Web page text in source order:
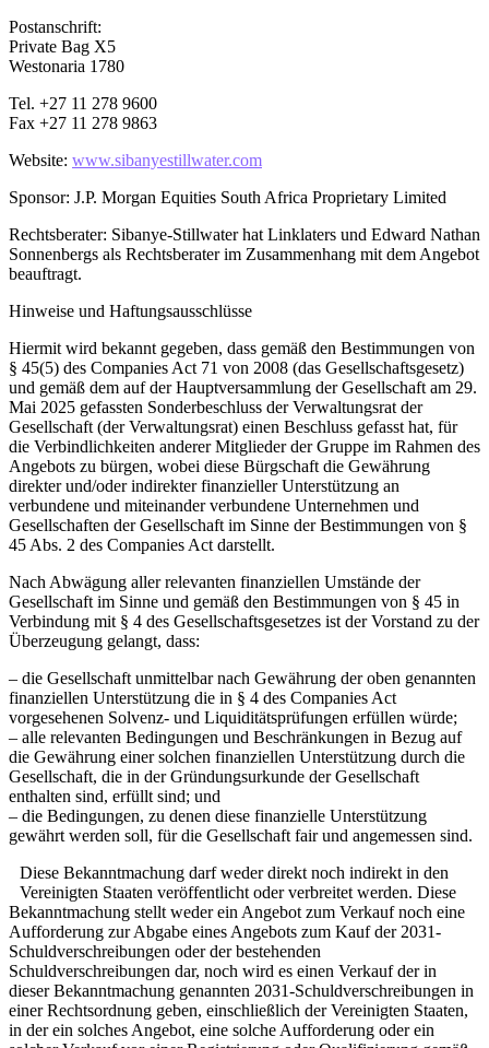
Postanschrift:
Private Bag X5
Westonaria 1780
Tel. +27 11 278 9600
Fax +27 11 278 9863
Website: www.sibanyestillwater.com
Sponsor: J.P. Morgan Equities South Africa Proprietary Limited
Rechtsberater: Sibanye-Stillwater hat Linklaters und Edward Nathan
Sonnenbergs als Rechtsberater im Zusammenhang mit dem Angebot
beauftragt.
Hinweise und Haftungsausschlüsse
Hiermit wird bekannt gegeben, dass gemäß den Bestimmungen von
§ 45(5) des Companies Act 71 von 2008 (das Gesellschaftsgesetz)
und gemäß dem auf der Hauptversammlung der Gesellschaft am 29.
Mai 2025 gefassten Sonderbeschluss der Verwaltungsrat der
Gesellschaft (der Verwaltungsrat) einen Beschluss gefasst hat, für
die Verbindlichkeiten anderer Mitglieder der Gruppe im Rahmen des
Angebots zu bürgen, wobei diese Bürgschaft die Gewährung
direkter und/oder indirekter finanzieller Unterstützung an
verbundene und miteinander verbundene Unternehmen und
Gesellschaften der Gesellschaft im Sinne der Bestimmungen von §
45 Abs. 2 des Companies Act darstellt.
Nach Abwägung aller relevanten finanziellen Umstände der
Gesellschaft im Sinne und gemäß den Bestimmungen von § 45 in
Verbindung mit § 4 des Gesellschaftsgesetzes ist der Vorstand zu der
Überzeugung gelangt, dass:
– die Gesellschaft unmittelbar nach Gewährung der oben genannten
finanziellen Unterstützung die in § 4 des Companies Act
vorgesehenen Solvenz- und Liquiditätsprüfungen erfüllen würde;
– alle relevanten Bedingungen und Beschränkungen in Bezug auf
die Gewährung einer solchen finanziellen Unterstützung durch die
Gesellschaft, die in der Gründungsurkunde der Gesellschaft
enthalten sind, erfüllt sind; und
– die Bedingungen, zu denen diese finanzielle Unterstützung
gewährt werden soll, für die Gesellschaft fair und angemessen sind.
Diese Bekanntmachung darf weder direkt noch indirekt in den
Vereinigten Staaten veröffentlicht oder verbreitet werden. Diese
Bekanntmachung stellt weder ein Angebot zum Verkauf noch eine
Aufforderung zur Abgabe eines Angebots zum Kauf der 2031-
Schuldverschreibungen oder der bestehenden
Schuldverschreibungen dar, noch wird es einen Verkauf der in
dieser Bekanntmachung genannten 2031-Schuldverschreibungen in
einer Rechtsordnung geben, einschließlich der Vereinigten Staaten,
in der ein solches Angebot, eine solche Aufforderung oder ein